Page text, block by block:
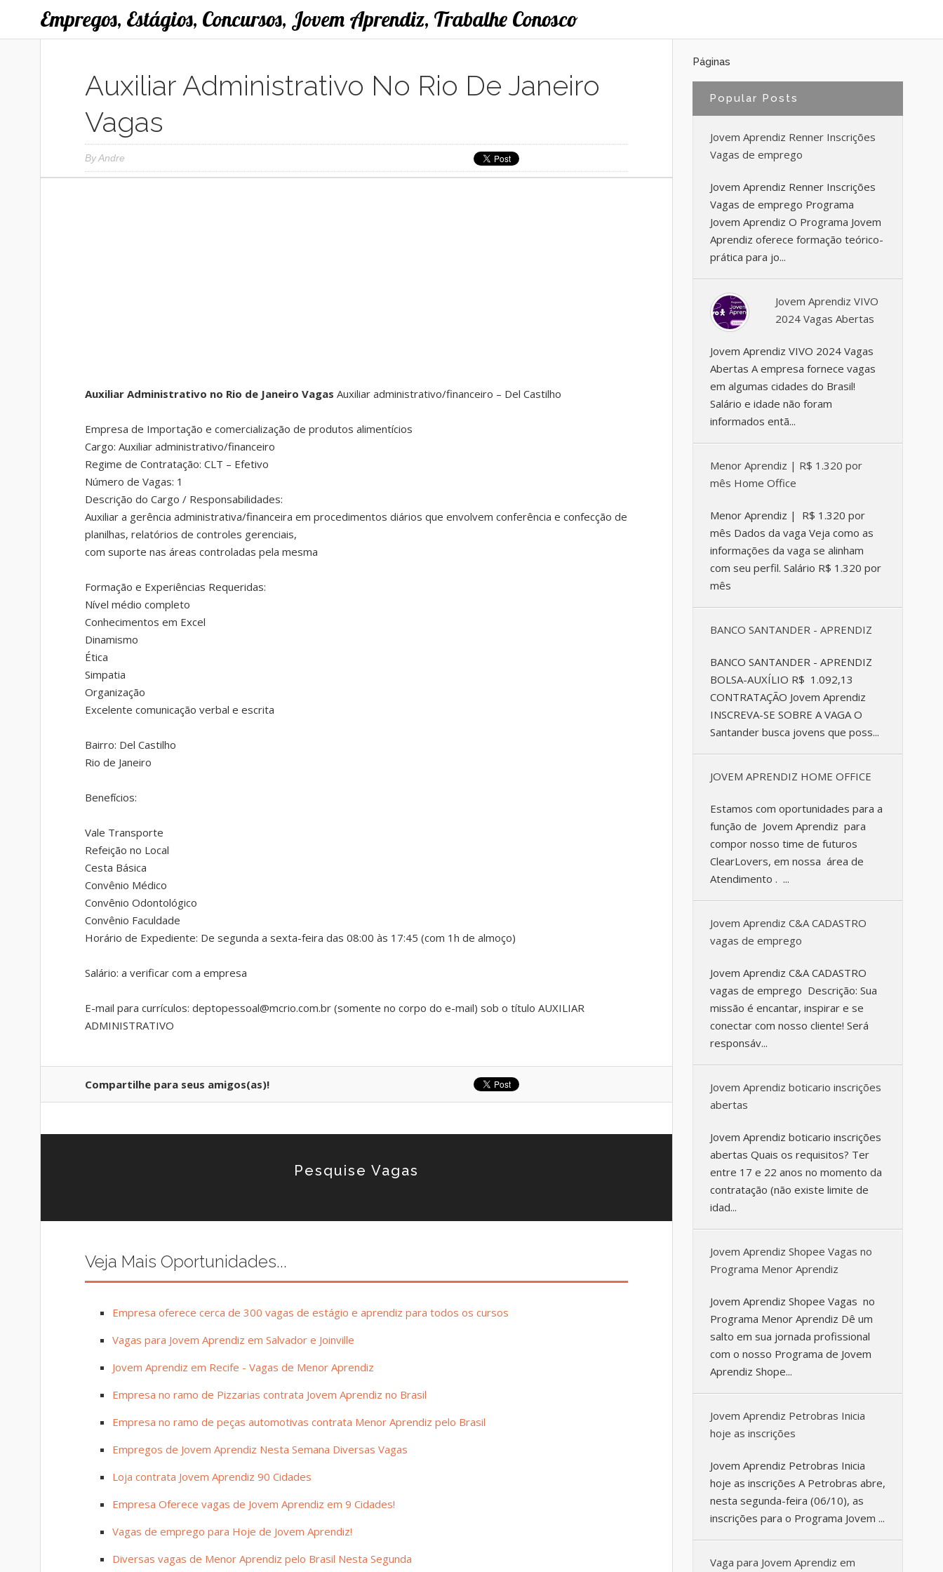
Empregos, Estágios, Concursos, Jovem Aprendiz, Trabalhe Conosco
Auxiliar Administrativo No Rio De Janeiro
Vagas
ByAndre
Auxiliar Administrativo no Rio de Janeiro Vagas Auxiliar administrativo/financeiro – Del Castilho
Empresa de Importação e comercialização de produtos alimentícios
Cargo: Auxiliar administrativo/financeiro
Regime de Contratação: CLT – Efetivo
Número de Vagas: 1
Descrição do Cargo / Responsabilidades:
Auxiliar a gerência administrativa/financeira em procedimentos diários que envolvem conferência e confecção de
planilhas, relatórios de controles gerenciais,
com suporte nas áreas controladas pela mesma
Formação e Experiências Requeridas:
Nível médio completo
Conhecimentos em Excel
Dinamismo
Ética
Simpatia
Organização
Excelente comunicação verbal e escrita
Bairro: Del Castilho
Rio de Janeiro
Benefícios:
Vale Transporte
Refeição no Local
Cesta Básica
Convênio Médico
Convênio Odontológico
Convênio Faculdade
Horário de Expediente: De segunda a sexta-feira das 08:00 às 17:45 (com 1h de almoço)
Salário: a verificar com a empresa
E-mail para currículos: deptopessoal@mcrio.com.br (somente no corpo do e-mail) sob o título AUXILIAR
ADMINISTRATIVO
Compartilhe para seus amigos(as)!
Pesquise Vagas
Veja Mais Oportunidades...
Empresa oferece cerca de 300 vagas de estágio e aprendiz para todos os cursos
Vagas para Jovem Aprendiz em Salvador e Joinville
Jovem Aprendiz em Recife - Vagas de Menor Aprendiz
Empresa no ramo de Pizzarias contrata Jovem Aprendiz no Brasil
Empresa no ramo de peças automotivas contrata Menor Aprendiz pelo Brasil
Empregos de Jovem Aprendiz Nesta Semana Diversas Vagas
Loja contrata Jovem Aprendiz 90 Cidades
Empresa Oferece vagas de Jovem Aprendiz em 9 Cidades!
Vagas de emprego para Hoje de Jovem Aprendiz!
Diversas vagas de Menor Aprendiz pelo Brasil Nesta Segunda
Páginas
Popular Posts
Jovem Aprendiz Renner Inscrições
Vagas de emprego
Jovem Aprendiz Renner Inscrições
Vagas de emprego Programa
Jovem Aprendiz O Programa Jovem
Aprendiz oferece formação teórico-
prática para jo...
Jovem Aprendiz VIVO
2024 Vagas Abertas
Jovem Aprendiz VIVO 2024 Vagas
Abertas A empresa fornece vagas
em algumas cidades do Brasil!
Salário e idade não foram
informados entã...
Menor Aprendiz | R$ 1.320 por
mês Home Office
Menor Aprendiz | R$ 1.320 por
mês Dados da vaga Veja como as
informações da vaga se alinham
com seu perfil. Salário R$ 1.320 por
mês
BANCO SANTANDER - APRENDIZ
BANCO SANTANDER - APRENDIZ
BOLSA-AUXÍLIO R$ 1.092,13
CONTRATAÇÃO Jovem Aprendiz
INSCREVA-SE SOBRE A VAGA O
Santander busca jovens que poss...
JOVEM APRENDIZ HOME OFFICE
Estamos com oportunidades para a
função de Jovem Aprendiz para
compor nosso time de futuros
ClearLovers, em nossa área de
Atendimento . ...
Jovem Aprendiz C&A CADASTRO
vagas de emprego
Jovem Aprendiz C&A CADASTRO
vagas de emprego Descrição: Sua
missão é encantar, inspirar e se
conectar com nosso cliente! Será
responsáv...
Jovem Aprendiz boticario inscrições
abertas
Jovem Aprendiz boticario inscrições
abertas Quais os requisitos? Ter
entre 17 e 22 anos no momento da
contratação (não existe limite de
idad...
Jovem Aprendiz Shopee Vagas no
Programa Menor Aprendiz
Jovem Aprendiz Shopee Vagas no
Programa Menor Aprendiz Dê um
salto em sua jornada profissional
com o nosso Programa de Jovem
Aprendiz Shope...
Jovem Aprendiz Petrobras Inicia
hoje as inscrições
Jovem Aprendiz Petrobras Inicia
hoje as inscrições A Petrobras abre,
nesta segunda-feira (06/10), as
inscrições para o Programa Jovem ...
Vaga para Jovem Aprendiz em